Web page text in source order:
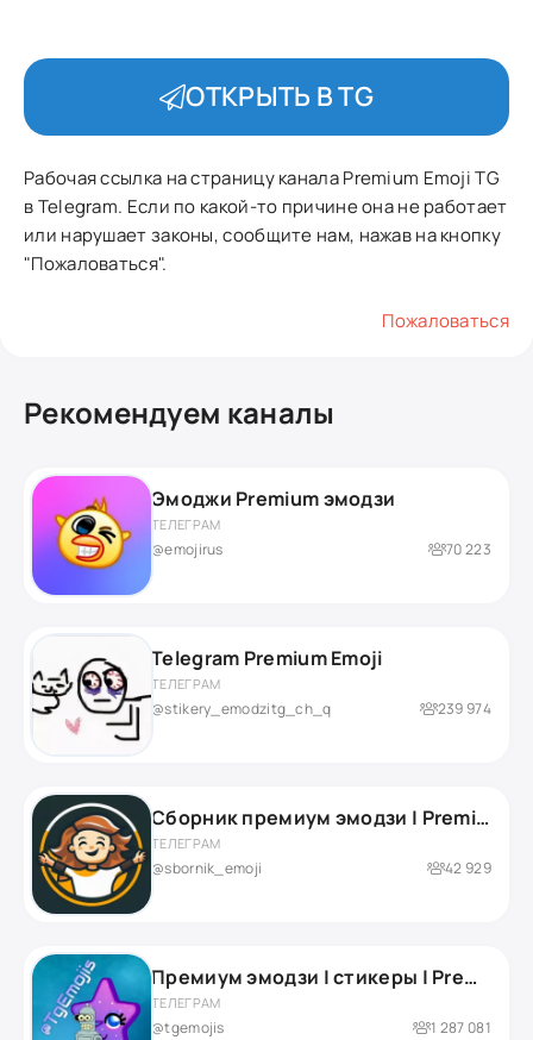
ОТКРЫТЬ В TG
Рабочая ссылка на страницу канала Premium Emoji TG
в Telegram. Если по какой-то причине она не работает
или нарушает законы, сообщите нам, нажав на кнопку
"Пожаловаться".
Пожаловаться
Рекомендуем каналы
Эмоджи Premium эмодзи
ТЕЛЕГРАМ
@emojirus 70 223
Telegram Premium Emoji
ТЕЛЕГРАМ
@stikery_emodzitg_ch_q 239 974
Сборник премиум эмодзи | Premium Emoji
ТЕЛЕГРАМ
@sbornik_emoji 42 929
Премиум эмодзи | стикеры | Premium Emoji
ТЕЛЕГРАМ
@tgemojis 1 287 081